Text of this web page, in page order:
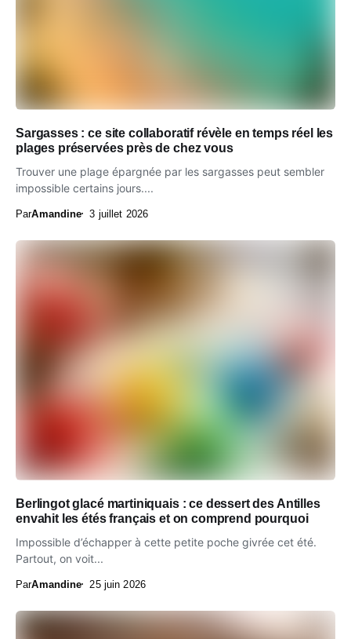
Sargasses : ce site collaboratif révèle en temps réel les
plages préservées près de chez vous
Trouver une plage épargnée par les sargasses peut sembler
impossible certains jours....
ParAmandine 3 juillet 2026
Berlingot glacé martiniquais : ce dessert des Antilles
envahit les étés français et on comprend pourquoi
Impossible d’échapper à cette petite poche givrée cet été.
Partout, on voit...
ParAmandine 25 juin 2026